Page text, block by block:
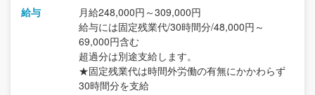
給与
月給248,000円～309,000円
給与には固定残業代/30時間分/48,000円～
69,000円含む
超過分は別途支給します。
★固定残業代は時間外労働の有無にかかわらず
30時間分を支給